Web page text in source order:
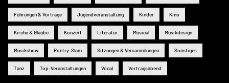
Führungen & Vorträge Jugendveranstaltung Kinder Kino
Kirche & Glaube Konzert Literatur Musical Musikdesign
Musikshow Poetry-Slam Sitzungen & Versammlungen Sonstiges
Tanz Top-Veranstaltungen Vocal Vortragsabend